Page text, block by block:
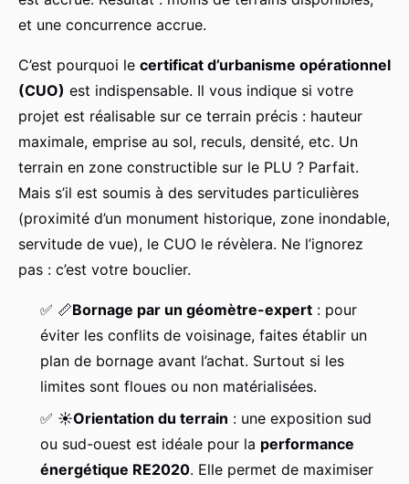
et une concurrence accrue.
C’est pourquoi le certificat d’urbanisme opérationnel
(CUO) est indispensable. Il vous indique si votre
projet est réalisable sur ce terrain précis : hauteur
maximale, emprise au sol, reculs, densité, etc. Un
terrain en zone constructible sur le PLU ? Parfait.
Mais s’il est soumis à des servitudes particulières
(proximité d’un monument historique, zone inondable,
servitude de vue), le CUO le révèlera. Ne l’ignorez
pas : c’est votre bouclier.
✅ 📏Bornage par un géomètre-expert : pour
éviter les conflits de voisinage, faites établir un
plan de bornage avant l’achat. Surtout si les
limites sont floues ou non matérialisées.
✅ ☀️Orientation du terrain : une exposition sud
ou sud-ouest est idéale pour la performance
énergétique RE2020. Elle permet de maximiser